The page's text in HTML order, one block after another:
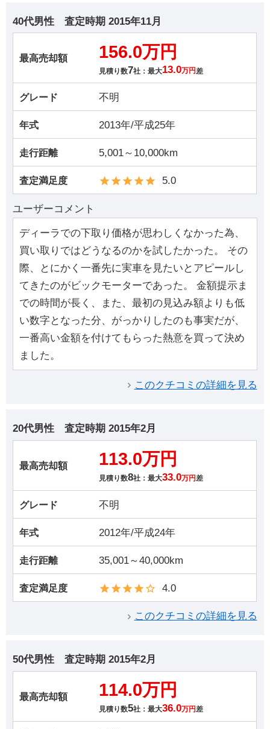
40代男性 査定時期 2015年11月
最高売却額 156.0万円
見積り数7社：最大13.0万円 差
グレード 不明
年式 2013年/平成25年
走行距離 5,001～10,000km
査定満足度 5.0
ユーザーコメント
ディーラでの下取り価格が思わしくなかった為、
買い取りではどうなるのかを試したかった。 その
際、とにかく一番先に実車を見たいとアピールし
てきたのがビックモーターであった。 金額提示ま
での時間が長く、また、最初の見込み額よりも低
い数字となった分、がっかりしたのも事実だが、
一番高い金額を付けてもらった熱意を買って決め
ました。
このクチコミの詳細を見る
20代男性 査定時期 2015年2月
最高売却額 113.0万円
見積り数8社：最大33.0万円差
グレード 不明
年式 2012年/平成24年
走行距離 35,001～40,000km
査定満足度 4.0
このクチコミの詳細を見る
50代男性 査定時期 2015年2月
最高売却額 114.0万円
見積り数5社：最大36.0万円差